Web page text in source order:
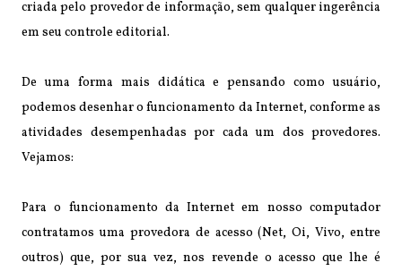
criada pelo provedor de informação, sem qualquer ingerência
em seu controle editorial.
De uma forma mais didática e pensando como usuário,
podemos desenhar o funcionamento da Internet, conforme as
atividades desempenhadas por cada um dos provedores.
Vejamos:
Para o funcionamento da Internet em nosso computador
contratamos uma provedora de acesso (Net, Oi, Vivo, entre
outros) que, por sua vez, nos revende o acesso que lhe é